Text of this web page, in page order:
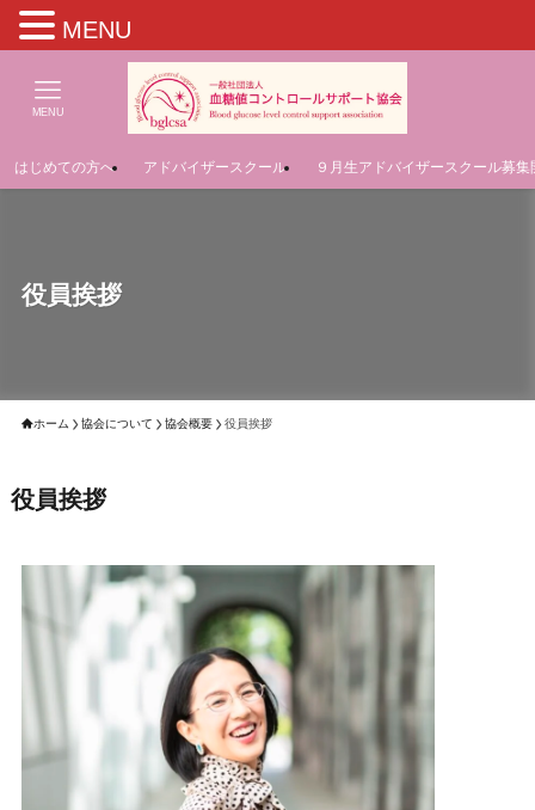
MENU
はじめての方へ アドバイザースクール ９月生アドバイザースクール募集
役員挨拶
ホーム 協会について 協会概要 役員挨拶
役員挨拶
MENU